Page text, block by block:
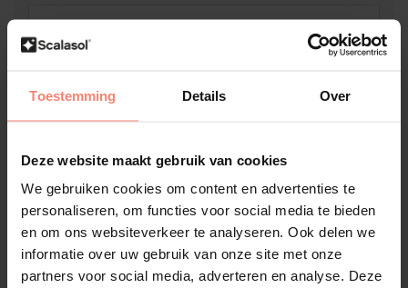
Toestemming Details Over
Deze website maakt gebruik van cookies
We gebruiken cookies om content en advertenties te
personaliseren, om functies voor social media te bieden
en om ons websiteverkeer te analyseren. Ook delen we
informatie over uw gebruik van onze site met onze
partners voor social media, adverteren en analyse. Deze
Out of stock
High quality window film
14 days reflection period
Delivery time 3-5 working days